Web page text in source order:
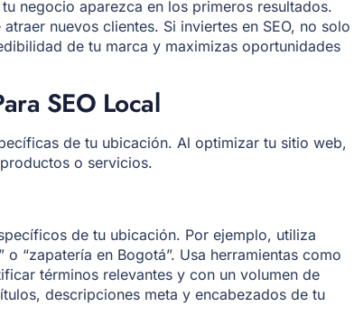
negocio aparezca en los primeros resultados.
nuevos clientes. Si inviertes en SEO, no solo
de tu marca y maximizas oportunidades
SEO Local
de tu ubicación. Al optimizar tu sitio web,
o servicios.
de tu ubicación. Por ejemplo, utiliza
“zapatería en Bogotá”. Usa herramientas como
términos relevantes y con un volumen de
descripciones meta y encabezados de tu